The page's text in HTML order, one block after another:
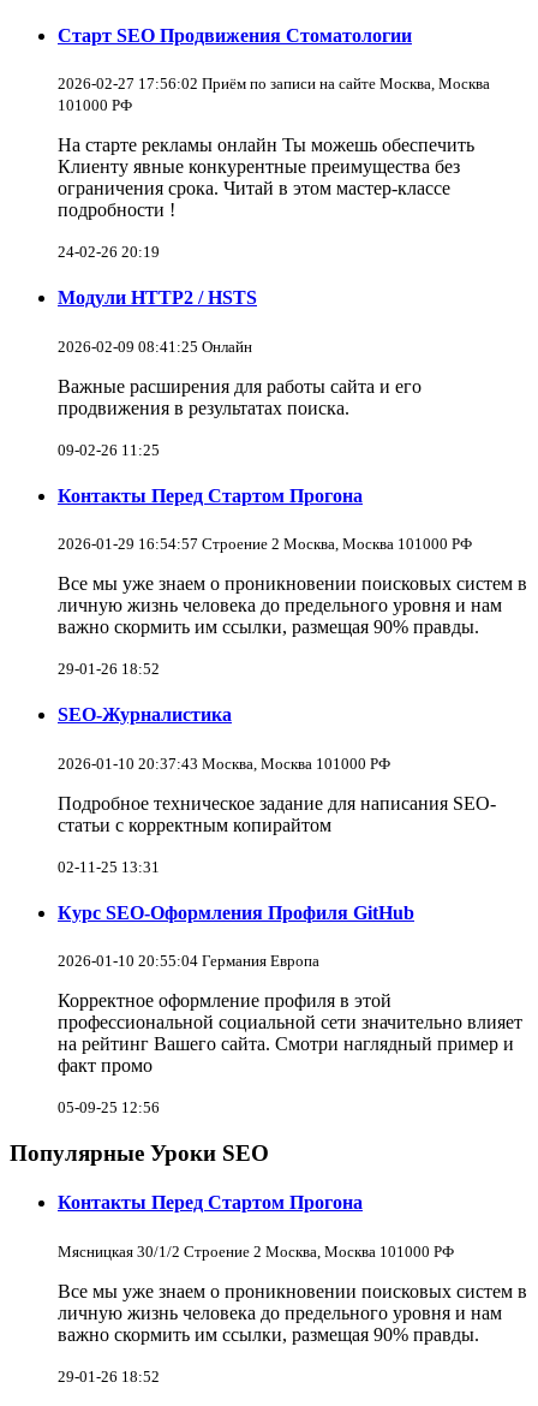
Старт SEO Продвижения Стоматологии
2026-02-27 17:56:02 Приём по записи на сайте Москва, Москва
101000 РФ
На старте рекламы онлайн Ты можешь обеспечить
Клиенту явные конкурентные преимущества без
ограничения срока. Читай в этом мастер-классе
подробности !
24-02-26 20:19
Модули HTTP2 / HSTS
2026-02-09 08:41:25 Онлайн
Важные расширения для работы сайта и его
продвижения в результатах поиска.
09-02-26 11:25
Контакты Перед Стартом Прогона
2026-01-29 16:54:57 Строение 2 Москва, Москва 101000 РФ
Все мы уже знаем о проникновении поисковых систем в
личную жизнь человека до предельного уровня и нам
важно скормить им ссылки, размещая 90% правды.
29-01-26 18:52
SEO-Журналистика
2026-01-10 20:37:43 Москва, Москва 101000 РФ
Подробное техническое задание для написания SEO-
статьи с корректным копирайтом
02-11-25 13:31
Курс SEO-Оформления Профиля GitHub
2026-01-10 20:55:04 Германия Европа
Корректное оформление профиля в этой
профессиональной социальной сети значительно влияет
на рейтинг Вашего сайта. Смотри наглядный пример и
факт промо
05-09-25 12:56
Популярные Уроки SEO
Контакты Перед Стартом Прогона
Мясницкая 30/1/2 Строение 2 Москва, Москва 101000 РФ
Все мы уже знаем о проникновении поисковых систем в
личную жизнь человека до предельного уровня и нам
важно скормить им ссылки, размещая 90% правды.
29-01-26 18:52